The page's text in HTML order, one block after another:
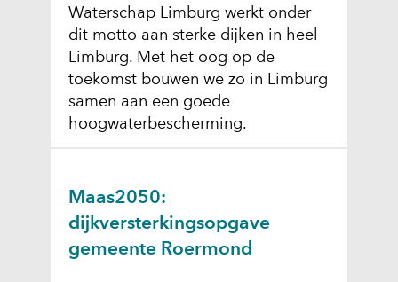
Waterschap Limburg werkt onder
dit motto aan sterke dijken in heel
Limburg. Met het oog op de
toekomst bouwen we zo in Limburg
samen aan een goede
hoogwaterbescherming.
Maas2050:
dijkversterkingsopgave
gemeente Roermond